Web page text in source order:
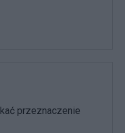
przeznaczenie